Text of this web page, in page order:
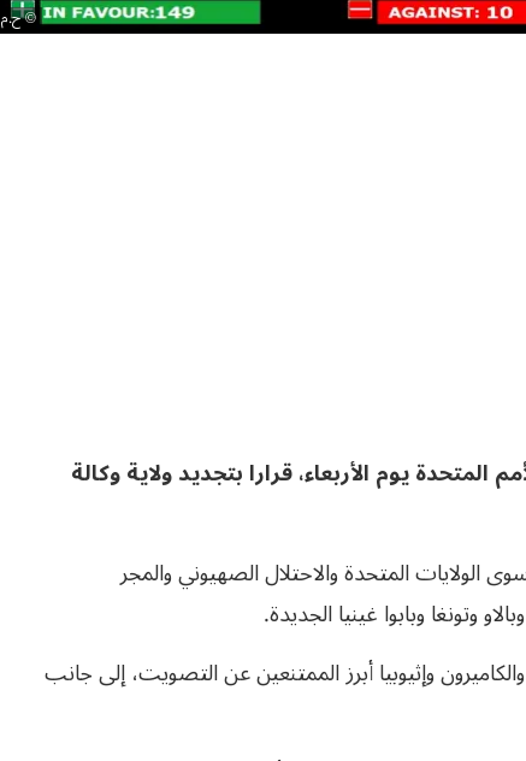
ح.م
المتحدة يوم الأربعاء، قرارا بتجديد ولاية وكالة
القرار سوى الولايات المتحدة والاحتلال الصهيوني والمجر
وتونغا وبابوا غينيا الجديدة.
وإثيوبيا أبرز الممتنعين عن التصويت، إلى جانب